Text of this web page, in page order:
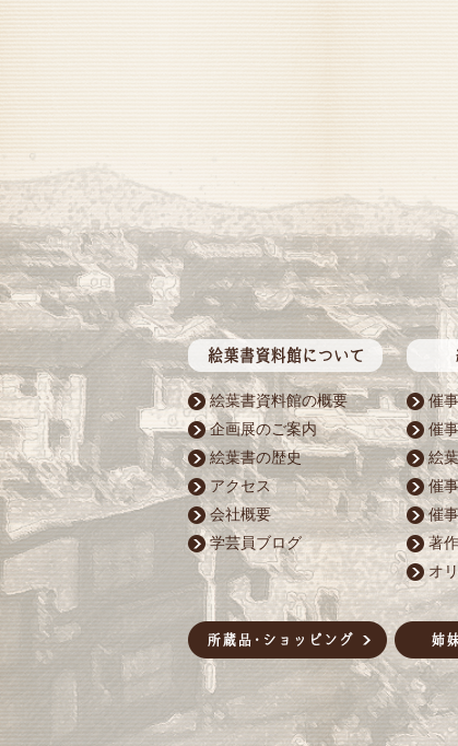
絵葉書資料館の概要
企画展のご案内
絵葉書の歴史
アクセス
会社概要
学芸員ブログ
催
催
絵
催
催
著
オ